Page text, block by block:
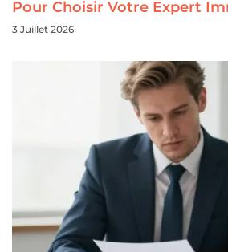
Pour Choisir Votre Expert
3 Juillet 2026